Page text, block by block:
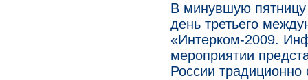
В минувшую пятницу
день третьего
«Интерком-2009.
мероприятии
России